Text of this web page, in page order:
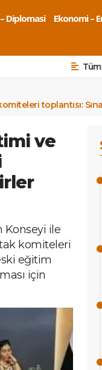
Diplomasi Ekonomi –
toplantısı:
ve
Konseyi ile
komiteleri
eğitim
için